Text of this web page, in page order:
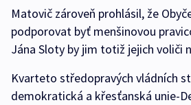
Matovič zároveň prohlásil, že
podporovat byť menšinovou
Jána Sloty by jim totiž jejich voliči
Kvarteto středopravých vládních
demokratická a křesťanská unie-